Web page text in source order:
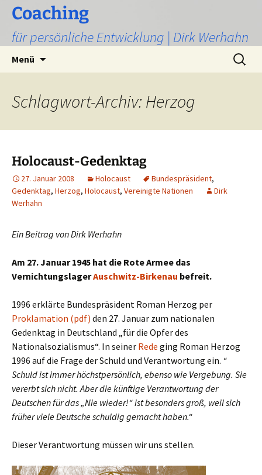
Zum
Inhalt
springen
Coaching
für persönliche Entwicklung | Dirk Werhahn
Menü
Suchen
nach:
Schlagwort-Archiv: Herzog
Holocaust-Gedenktag
27. Januar 2008 Holocaust Bundespräsident,
Gedenktag, Herzog, Holocaust, Vereinigte Nationen
Dirk
Werhahn
Ein Beitrag von Dirk Werhahn
Am 27. Januar 1945 hat die Rote Armee das
VernichtungslagerAuschwitz-Birkenau befreit.
1996 erklärte Bundespräsident Roman Herzog per
Proklamation (pdf) den 27. Januar zum nationalen
Gedenktag in Deutschland „für die Opfer des
Nationalsozialismus“. In seiner Rede ging Roman Herzog
1996 auf die Frage der Schuld und Verantwortung ein. “
Schuld ist immer höchstpersönlich, ebenso wie Vergebung. Sie
vererbt sich nicht. Aber die künftige Verantwortung der
Deutschen für das „Nie wieder!“ ist besonders groß, weil sich
früher viele Deutsche schuldig gemacht haben.“
Dieser Verantwortung müssen wir uns stellen.